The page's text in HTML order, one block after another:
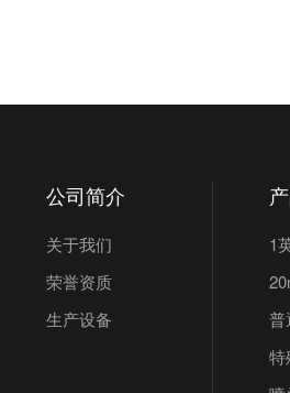
公司简介
关于我们
荣誉资质
生产设备
1
普
特